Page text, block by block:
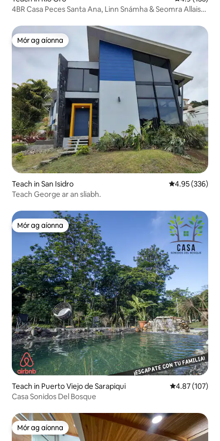
4BR Casa Peces Santa Ana, Linn Snámha & Seomra Allais
Mór ag aíonna
Mór ag aíonna
Teach in San Isidro Meánrátáil
4.95 (336)
Teach George ar an sliabh.
Mór ag aíonna
Mór ag aíonna
Teach in Puerto Viejo de Sarapiqui Meánrátáil
4.87 (107)
Casa Sonidos Del Bosque
Mór ag aíonna
Mór ag aíonna